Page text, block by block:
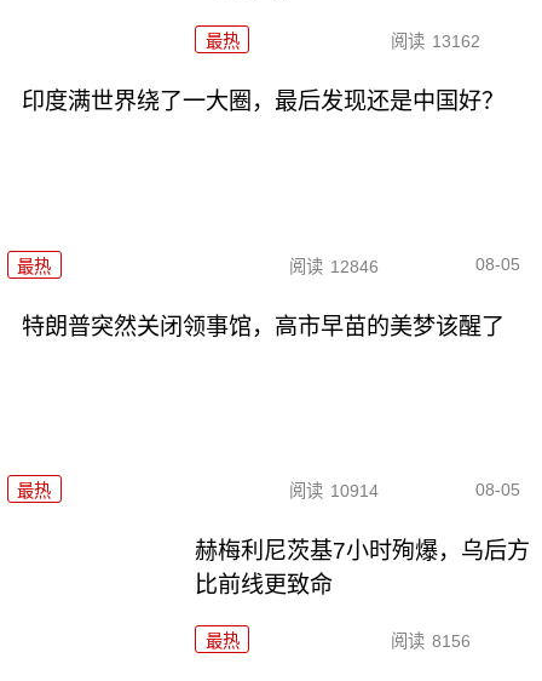
最热 阅读 13162
印度满世界绕了一大圈，最后发现还是中国好？
最热 阅读 12846 08-05
特朗普突然关闭领事馆，高市早苗的美梦该醒了
最热 阅读 10914 08-05
赫梅利尼茨基7小时殉爆，乌后方
比前线更致命
最热 阅读 8156